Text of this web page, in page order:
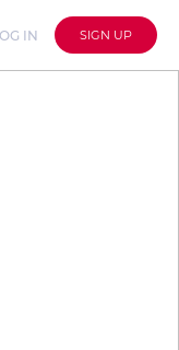
IN SIGN UP